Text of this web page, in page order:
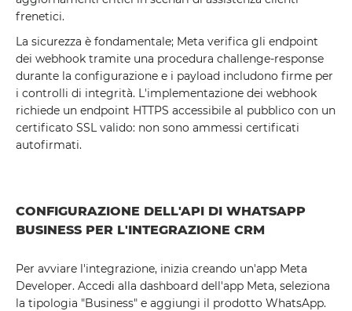
frenetici.
La sicurezza è fondamentale; Meta verifica gli endpoint
dei webhook tramite una procedura challenge-response
durante la configurazione e i payload includono firme per
i controlli di integrità. L'implementazione dei webhook
richiede un endpoint HTTPS accessibile al pubblico con un
certificato SSL valido: non sono ammessi certificati
autofirmati.
CONFIGURAZIONE DELL'API DI WHATSAPP
BUSINESS PER L'INTEGRAZIONE CRM
Per avviare l'integrazione, inizia creando un'app Meta
Developer. Accedi alla dashboard dell'app Meta, seleziona
la tipologia "Business" e aggiungi il prodotto WhatsApp.